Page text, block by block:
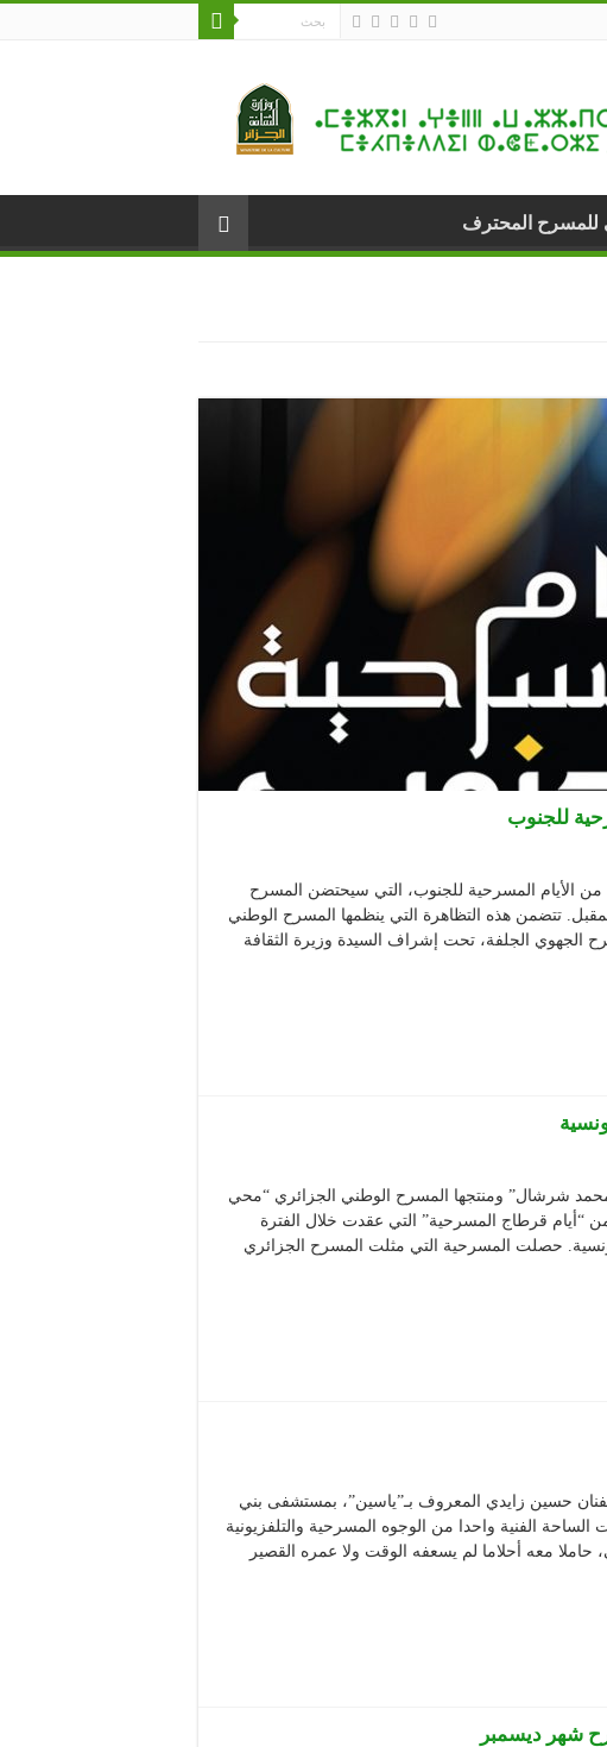
للمسرح المحترف
2021، الطبعة العاشرة من الأيام المسرحية للجنوب، التي سيحتضن المسرح
إلى غاية الأحد 19 ديسمبر المقبل. تتضمن هذه التظاهرة التي ينظمها المسرح الوطني
الجهوي الجلفة، تحت إشراف السيدة وزيرة الثقافة
شرشال” ومنتجها المسرح الوطني الجزائري “محي
بشطارزي”، جائزتين خلال اختتام الدورة الـ22 من “أيام قرطاج المسرحية” التي عقدت خلال الفترة
بالعاصمة التونسية. حصلت المسرحية التي مثلت المسرح الجزائري
حسين زايدي المعروف بـ”ياسين”، بمستشفى بني
الفنية واحدا من الوجوه المسرحية والتلفزيونية
معه أحلاما لم يسعفه الوقت ولا عمره القصير
شهر ديسمبر